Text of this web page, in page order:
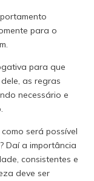
para o
para que
as regras
necessário e
será possível
Daí a importância
consistentes e
deve ser